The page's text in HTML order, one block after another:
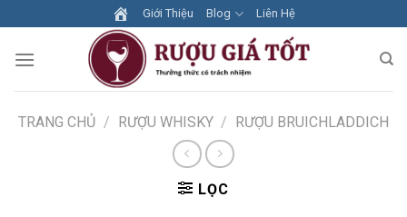
to
content
Giới Thiệu Blog Liên Hệ
TRANG CHỦ / RƯỢU WHISKY / RƯỢU BRUICHLADDICH
LỌC